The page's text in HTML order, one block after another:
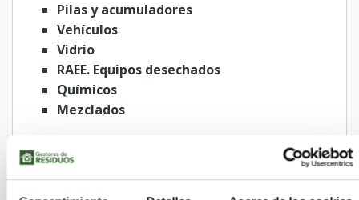
Pilas y acumuladores
Vehículos
Vidrio
RAEE. Equipos desechados
Químicos
Mezclados
Residuos no peligrosos
Caucho
RAEE. Equipos desechados